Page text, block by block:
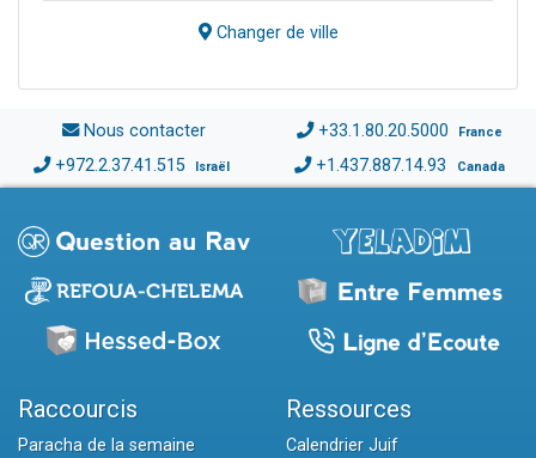
Changer de ville
Nous contacter +33.1.80.20.5000 France
+972.2.37.41.515 Israël +1.437.887.14.93 Canada
Raccourcis
Paracha de la semaine
Ressources
Calendrier Juif